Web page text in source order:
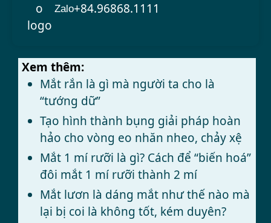
Zalo+84.96868.1111
Xem thêm:
Mắt rắn là gì mà người ta cho là
“tướng dữ”
Tạo hình thành bụng giải pháp hoàn
hảo cho vòng eo nhăn nheo, chảy xệ
Mắt 1 mí rưỡi là gì? Cách để “biến hoá”
đôi mắt 1 mí rưỡi thành 2 mí
Mắt lươn là dáng mắt như thế nào mà
lại bị coi là không tốt, kém duyên?